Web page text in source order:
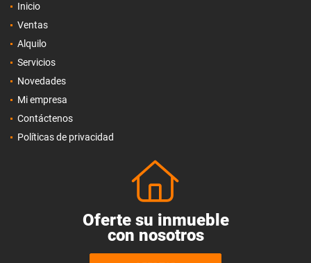
Inicio
Ventas
Alquilo
Servicios
Novedades
Mi empresa
Contáctenos
Políticas de privacidad
Oferte su inmueble
con nosotros